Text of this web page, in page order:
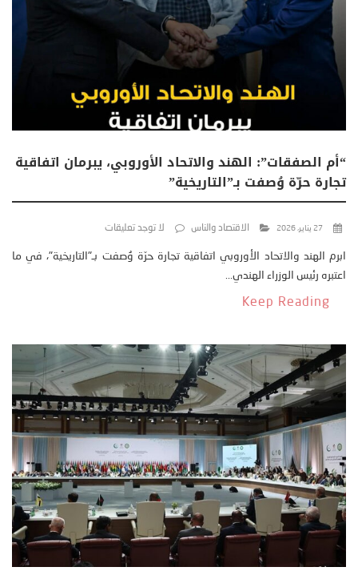
“أم الصفقات”: الهند والاتحاد الأوروبي، يبرمان اتفاقية
تجارة حرّة وُصفت بـ”التاريخية”
27 يناير، 2026 الاقتصاد والناس لا توجد تعليقات
ابرم الهند والاتحاد الأوروبي اتفاقية تجارة حرّة وُصفت بـ"التاريخية"، في ما
اعتبره رئيس الوزراء الهندي...
Keep Reading